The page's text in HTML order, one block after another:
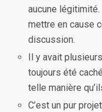
aucune
mettre en cause
discussion.
Il y avait
toujours été
telle manière
C’est un pur